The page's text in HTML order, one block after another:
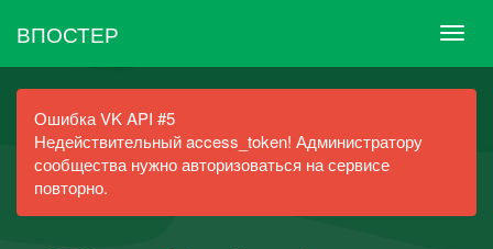
ВПОСТЕР
Ошибка VK API #5
Недействительный access_token! Администратору
сообщества нужно авторизоваться на сервисе
повторно.